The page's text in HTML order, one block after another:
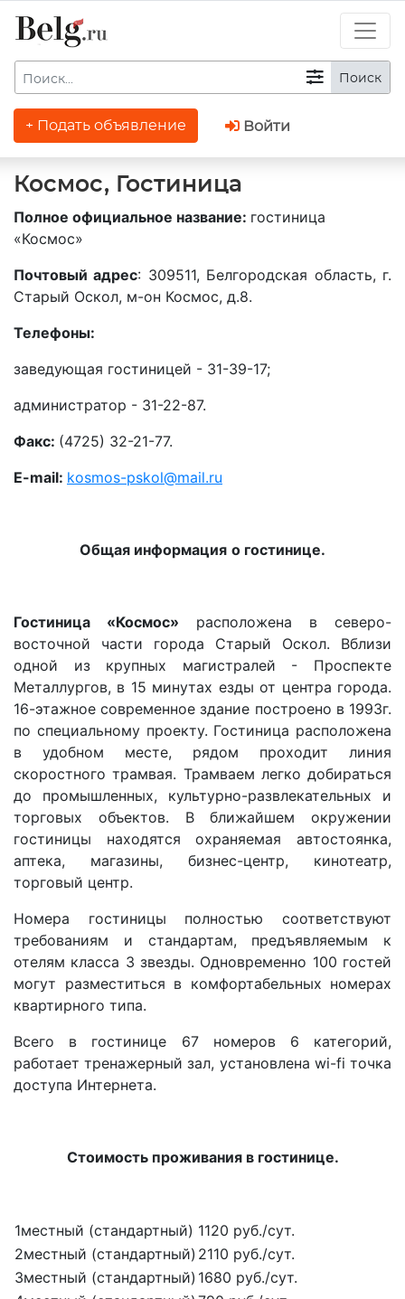
Поиск
+ Подать объявление Войти
Космос, Гостиница
Полное официальное название: гостиница
«Космос»
Почтовый адрес: 309511, Белгородская область, г.
Старый Оскол, м-он Космос, д.8.
Телефоны:
заведующая гостиницей - 31-39-17;
администратор - 31-22-87.
Факс: (4725) 32-21-77.
E-mail: kosmos-pskol@mail.ru
Общая информация о гостинице.
Гостиница «Космос» расположена в северо-
восточной части города Старый Оскол. Вблизи
одной из крупных магистралей - Проспекте
Металлургов, в 15 минутах езды от центра города.
16-этажное современное здание построено в 1993г.
по специальному проекту. Гостиница расположена
в удобном месте, рядом проходит линия
скоростного трамвая. Трамваем легко добираться
до промышленных, культурно-развлекательных и
торговых объектов. В ближайшем окружении
гостиницы находятся охраняемая автостоянка,
аптека, магазины, бизнес-центр, кинотеатр,
торговый центр.
Номера гостиницы полностью соответствуют
требованиям и стандартам, предъявляемым к
отелям класса 3 звезды. Одновременно 100 гостей
могут разместиться в комфортабельных номерах
квартирного типа.
Всего в гостинице 67 номеров 6 категорий,
работает тренажерный зал, установлена wi-fi точка
доступа Интернета.
Стоимость проживания в гостинице.
1местный (стандартный) 1120 руб./сут.
2местный (стандартный) 2110 руб./сут.
3местный (стандартный) 1680 руб./сут.